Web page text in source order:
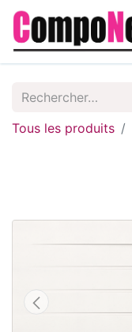
Tous les produits